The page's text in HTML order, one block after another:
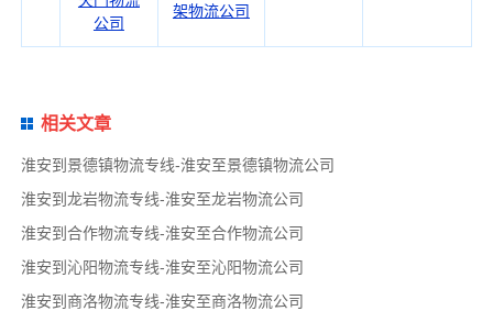
公司
架物流公司
相关文章
淮安到景德镇物流专线-淮安至景德镇物流公司
淮安到龙岩物流专线-淮安至龙岩物流公司
淮安到合作物流专线-淮安至合作物流公司
淮安到沁阳物流专线-淮安至沁阳物流公司
淮安到商洛物流专线-淮安至商洛物流公司